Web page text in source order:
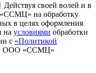
Действуя своей волей и в
на обработку
в целях оформления
на условиями обработки
с «Политикой
ООО «ССМЦ»